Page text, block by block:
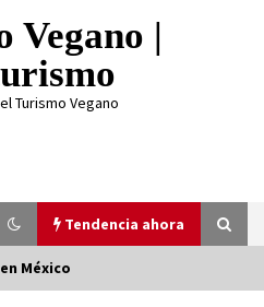
Vegano |
Turismo Vegano
Tendencia ahora
México